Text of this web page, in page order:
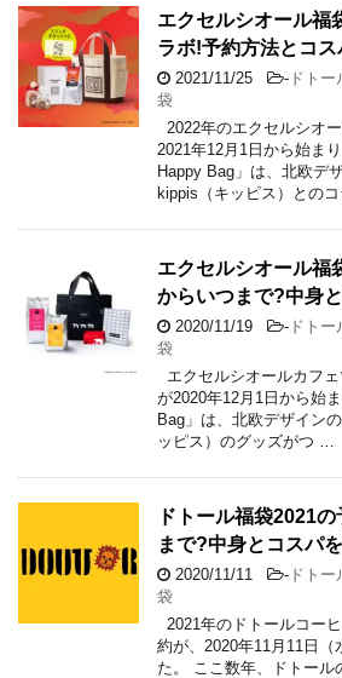
エクセルシオール福
ラボ!予約方法とコ
2021/11/25 - ドト
袋
2022年のエクセルシオ
2021年12月1日から始ま
Happy Bag」は、北欧デ
kippis（キッピス）とのコ
エクセルシオール福
からいつまで?中身
2020/11/19 - ドト
袋
エクセルシオールカフ
が2020年12月1日から始
Bag」は、北欧デザイン
ッピス）のグッズがつ …
ドトール福袋2021
まで?中身とコスパ
2020/11/11 - ドト
袋
2021年のドトールコー
約が、2020年11月11日（
た。 ここ数年、ドトール